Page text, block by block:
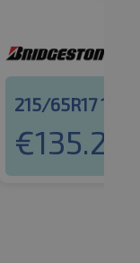
215/65R17 103V
€135.22